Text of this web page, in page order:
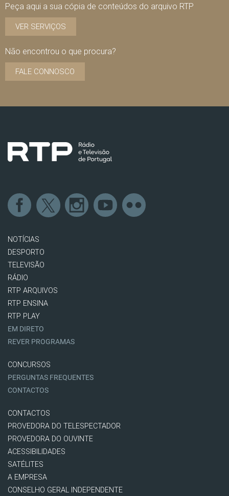
Peça aqui a sua cópia de conteúdos do arquivo RTP
VER SERVIÇOS
Não encontrou o que procura?
FALE CONNOSCO
NOTÍCIAS
DESPORTO
TELEVISÃO
RÁDIO
RTP ARQUIVOS
RTP ENSINA
RTP PLAY
EM DIRETO
REVER PROGRAMAS
CONCURSOS
PERGUNTAS FREQUENTES
CONTACTOS
CONTACTOS
PROVEDORA DO TELESPECTADOR
PROVEDORA DO OUVINTE
ACESSIBILIDADES
SATÉLITES
A EMPRESA
CONSELHO GERAL INDEPENDENTE